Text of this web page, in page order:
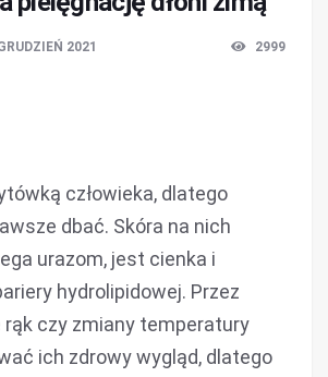
2021 2999
człowieka, dlatego
dbać. Skóra na nich
urazom, jest cienka i
hydrolipidowej. Przez
czy zmiany temperatury
ich zdrowy wygląd, dlatego